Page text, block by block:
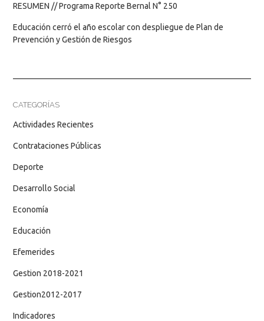
RESUMEN // Programa Reporte Bernal N° 250
Educación cerró el año escolar con despliegue de Plan de
Prevención y Gestión de Riesgos
CATEGORÍAS
Actividades Recientes
Contrataciones Públicas
Deporte
Desarrollo Social
Economía
Educación
Efemerides
Gestion 2018-2021
Gestion2012-2017
Indicadores